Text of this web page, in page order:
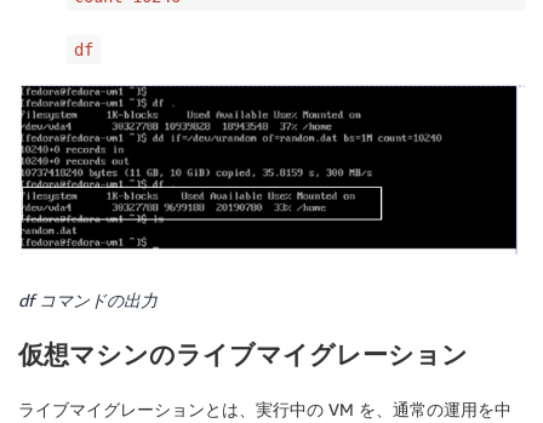
df
df コマンドの出力
仮想マシンのライブマイグレーション
ライブマイグレーションとは、実行中の VM を、通常の運用を中